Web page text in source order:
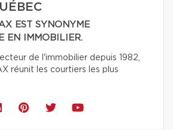
EST SYNONYME
EN IMMOBILIER.
de l'immobilier depuis 1982,
réunit les courtiers les plus